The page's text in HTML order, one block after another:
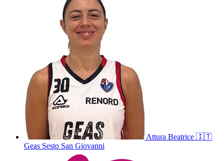
Attura Beatrice 🇮🇹
Geas Sesto San Giovanni